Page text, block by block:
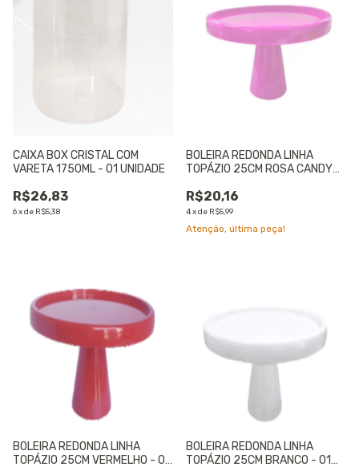
CAIXA BOX CRISTAL COM
VARETA 1750ML - 01 UNIDADE
R$26,83
6xde R$5,38
BOLEIRA REDONDA LINHA
TOPÁZIO 25CM ROSA CANDY
R$20,16
4xde R$5,99
Atenção, última peça!
BOLEIRA REDONDA LINHA
TOPÁZIO 25CM VERMELHO - 01
BOLEIRA REDONDA LINHA
TOPÁZIO 25CM BRANCO - 01